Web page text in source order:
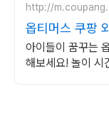
http://
옵티머스 쿠팡
아이들이 꿈꾸는
해보세요! 놀이 시